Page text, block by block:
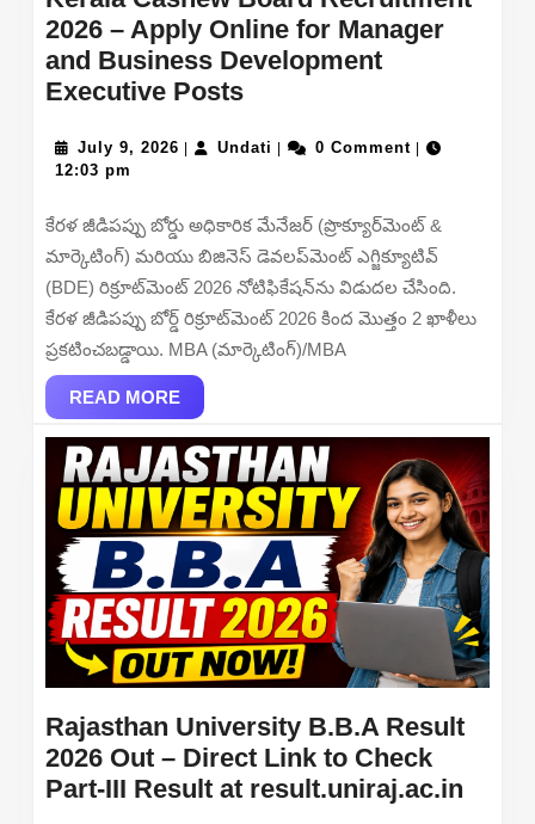
2026 – Apply Online for Manager
and Business Development
Executive PostsKerala
Board
2026
–
Apply
Online
for
Manager
Business
Development
Executive
Posts
July 9, 2026 July
Undati Undati0 Comment
12:03 pm
కేరళ జీడిపప్పు బోర్డు అధికారిక మేనేజర్ (ప్రొక్యూర్‌మెంట్ &
మార్కెటింగ్) మరియు బిజినెస్ డెవలప్‌మెంట్ ఎగ్జిక్యూటివ్
(BDE) రిక్రూట్‌మెంట్ 2026 నోటిఫికేషన్‌ను విడుదల చేసింది.
కేరళ జీడిపప్పు బోర్డ్ రిక్రూట్‌మెంట్ 2026 కింద మొత్తం 2 ఖాళీలు
ప్రకటించబడ్డాయి. MBA (మార్కెటింగ్)/MBA
READ MOREREAD
MORE
Rajasthan University B.B.A Result
2026 Out – Direct Link to Check
Part-III Result at result.uniraj.ac.in